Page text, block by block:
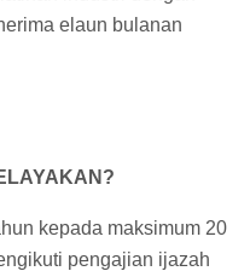
elaun bulanan
kepada maksimum 20
pengajian ijazah